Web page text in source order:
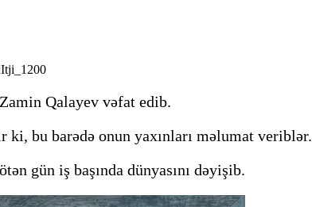
Qalayev vəfat edib.
ki, bu barədə onun yaxınları məlumat veriblər.
gün iş başında dünyasını dəyişib.